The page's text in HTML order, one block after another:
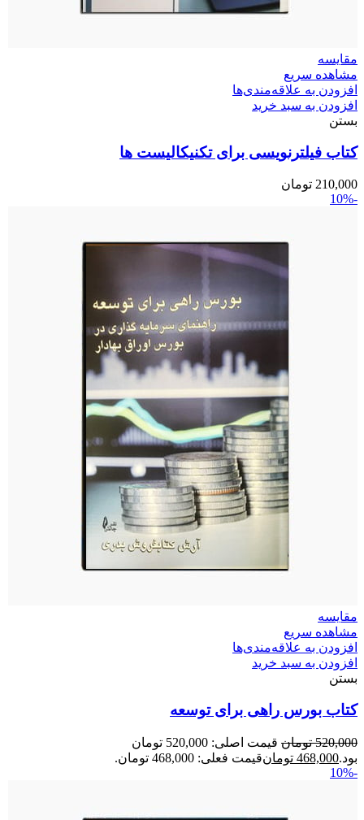
مقایسه
مشاهده سریع
افزودن به علاقه‌مندی‌ها
افزودن به سبد خرید
بستن
کتاب فیلترنویسی برای تکنیکالیست ها
210,000 تومان
-10%
مقایسه
مشاهده سریع
افزودن به علاقه‌مندی‌ها
افزودن به سبد خرید
بستن
کتاب بورس راهی برای توسعه
520,000 تومان
قیمت اصلی: 520,000 تومان
بود.468,000 تومانقیمت فعلی: 468,000 تومان.
-10%